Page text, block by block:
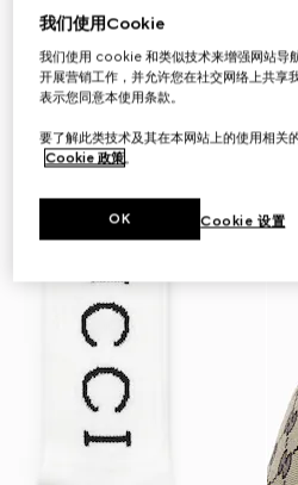
我们使用Cookie
我们使用 cookie 和类似技术来增强网站导
开展营销工作，并允许您在社交网络上共享
表示您同意本使用条款。
要了解此类技术及其在本网站上的使用相关
Cookie 政策。
Cookie 设置
OK